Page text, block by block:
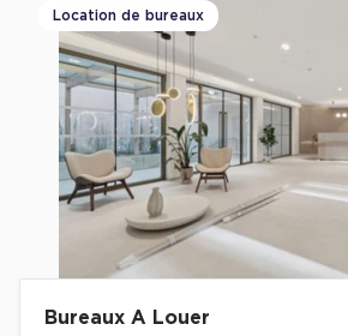
Location de bureaux
Bureaux A Louer